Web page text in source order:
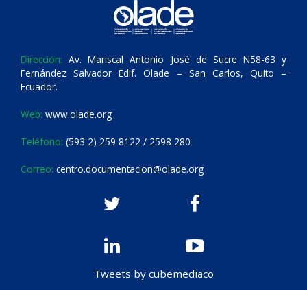
Dirección: Av. Mariscal Antonio José de Sucre N58-63 y
Fernández Salvador Edif. Olade – San Carlos, Quito –
Ecuador.
Web: www.olade.org
Teléfono: (593 2) 259 8122 / 2598 280
Correo: centro.documentacion@olade.org
Tweets by cubemediaco